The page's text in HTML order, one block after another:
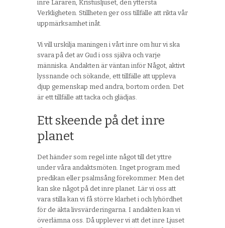
inre Läraren, Kristusljuset, den yttersta
Verkligheten. Stillheten ger oss tillfälle att rikta vår
uppmärksamhet inåt.
Vi vill urskilja maningen i vårt inre om hur vi ska
svara på det av Gud i oss själva och varje
människa. Andakten är väntan inför Något, aktivt
lyssnande och sökande, ett tillfälle att uppleva
djup gemenskap med andra, bortom orden. Det
är ett tillfälle att tacka och glädjas.
Ett skeende på det inre
planet
Det händer som regel inte något till det yttre
under våra andaktsmöten. Inget program med
predikan eller psalmsång förekommer. Men det
kan ske något på det inre planet. Lär vi oss att
vara stilla kan vi få större klarhet i och lyhördhet
för de äkta livsvärderingarna. I andakten kan vi
överlämna oss. Då upplever vi att det inre Ljuset